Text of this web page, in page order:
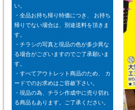
い。
・全品お持ち帰り特価につき、 お持ち
帰りでない場合は、別途送料を頂きま
す。
・チラシの写真と現品の色が多少異な
る場合がございますのでご了承願いま
す。
・すべてアウトレット商品のため、 カ
ードでのお求めはご容赦下さい。
・現品の為、チラシ作成中に売り切れ
る商品もあります。ご了承ください。